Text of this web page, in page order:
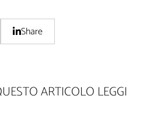
Share
ARTICOLO LEGGI